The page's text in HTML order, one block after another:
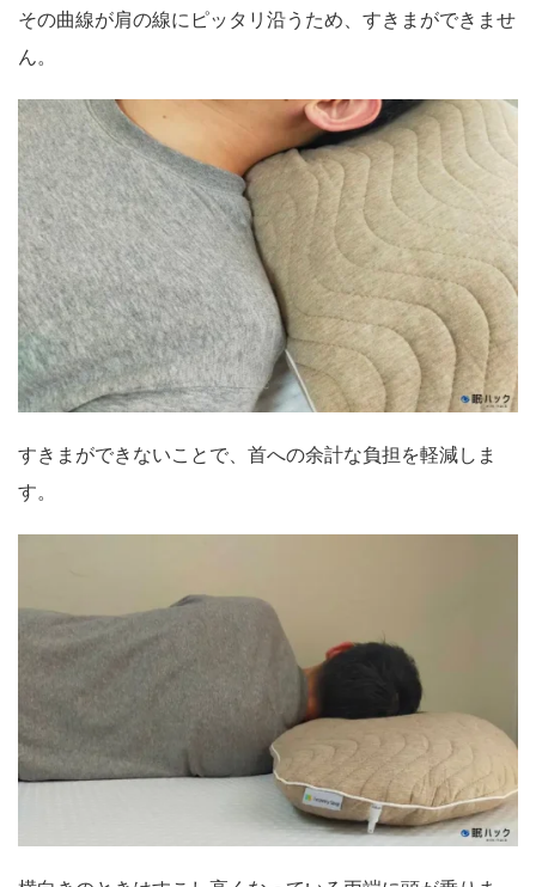
その曲線が肩の線にピッタリ沿うため、すきまができませ
ん。
すきまができないことで、首への余計な負担を軽減しま
す。